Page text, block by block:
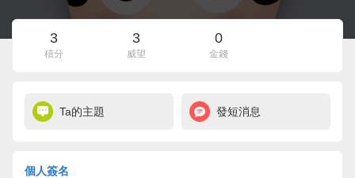
3
積分
3
威望
0
金錢
Ta的主題 發短消息
個人簽名